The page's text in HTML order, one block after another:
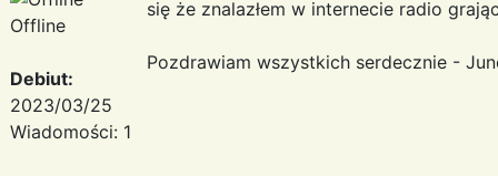
Offline
Debiut:
2023/03/25
Wiadomości: 1
się że znalazłem w internecie radio
Pozdrawiam wszystkich serdecznie -